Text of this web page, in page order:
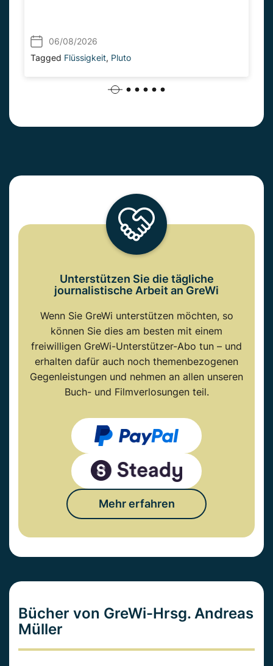
06/08/2026
Tagged Flüssigkeit, Pluto
Unterstützen Sie die tägliche
journalistische Arbeit an GreWi
Wenn Sie GreWi unterstützen möchten, so
können Sie dies am besten mit einem
freiwilligen GreWi-Unterstützer-Abo tun – und
erhalten dafür auch noch themenbezogenen
Gegenleistungen und nehmen an allen unseren
Buch- und Filmverlosungen teil.
Mehr erfahren
Bücher von GreWi-Hrsg. Andreas
Müller